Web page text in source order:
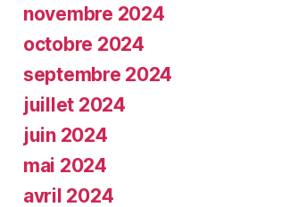
novembre 2024
octobre 2024
septembre 2024
juillet 2024
juin 2024
mai 2024
avril 2024